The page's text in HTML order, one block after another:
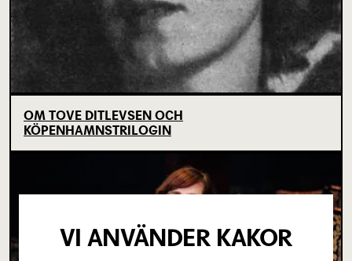
OM TOVE DITLEVSEN OCH
KÖPENHAMNSTRILOGIN
VI ANVÄNDER KAKOR